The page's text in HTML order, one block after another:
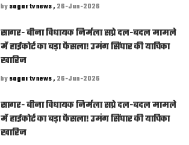
bysagar tv news , 26-Jun-2026
सागर- बीना विधायक निर्मला सप्रे दल-बदल मामले
में हाईकोर्ट का बड़ा फैसला! उमंग सिंघार की याचिका
खारिज
bysagar tv news , 26-Jun-2026
सागर- बीना विधायक निर्मला सप्रे दल-बदल मामले
में हाईकोर्ट का बड़ा फैसला! उमंग सिंघार की याचिका
खारिज